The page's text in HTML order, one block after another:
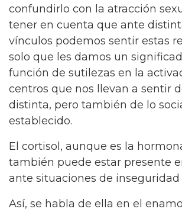
confundirlo con la atracción
tener en cuenta que ante
vínculos podemos sentir estas
solo que les damos un
función de sutilezas en la
centros que nos llevan a sentir
distinta, pero también de lo
establecido.
El cortisol, aunque es la
también puede estar presente
ante situaciones de inseguridad
Así, se habla de ella en el